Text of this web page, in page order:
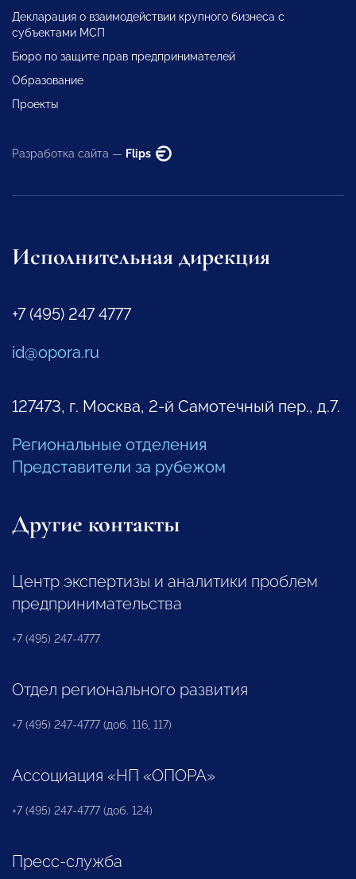
Декларация о взаимодействии крупного бизнеса с
субъектами МСП
Бюро по защите прав предпринимателей
Образование
Проекты
Разработка сайта — Flips
Исполнительная дирекция
+7 (495) 247 4777
id@opora.ru
127473, г. Москва, 2-й Самотечный пер., д.7.
Региональные отделения
Представители за рубежом
Другие контакты
Центр экспертизы и аналитики проблем
предпринимательства
+7 (495) 247-4777
Отдел регионального развития
+7 (495) 247-4777 (доб. 116, 117)
Ассоциация «НП «ОПОРА»
+7 (495) 247-4777 (доб. 124)
Пресс-служба